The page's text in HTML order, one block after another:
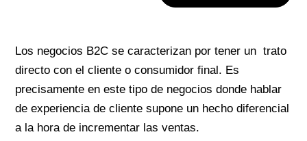
Los negocios B2C se caracterizan por tener un trato
directo con el cliente o consumidor final. Es
precisamente en este tipo de negocios donde hablar
de experiencia de cliente supone un hecho diferencial
a la hora de incrementar las ventas.